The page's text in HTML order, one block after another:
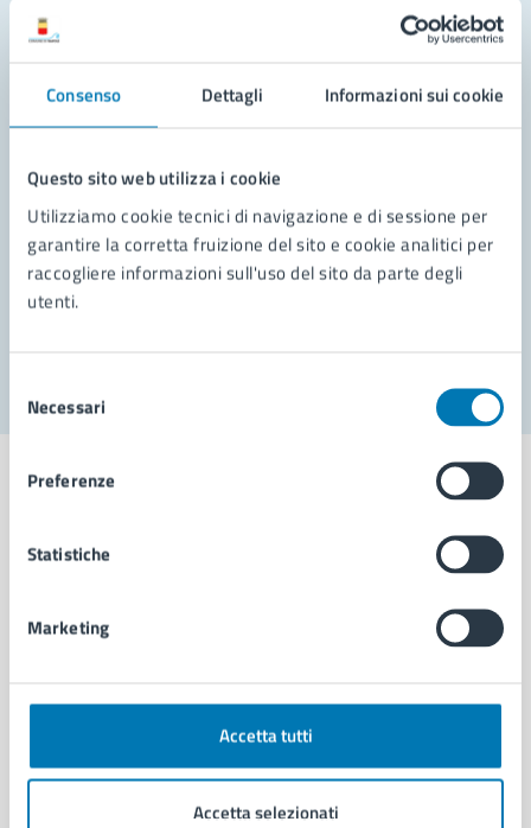
Consenso Dettagli Informazioni sui cookie
Questo sito web utilizza i cookie
Utilizziamo cookie tecnici di navigazione e di sessione per
garantire la corretta fruizione del sito e cookie analitici per
raccogliere informazioni sull'uso del sito da parte degli
utenti.
delNecessari
Preferenze
Statistiche
Marketing
Accetta tutti
Accetta selezionati
Leggi le domande frequenti
Richiedi assistenza
Prenota appuntamento
Problemi in città
Comune di Napoli
AMMINISTRAZIONE
Organi di governo
Enti e fondazioni